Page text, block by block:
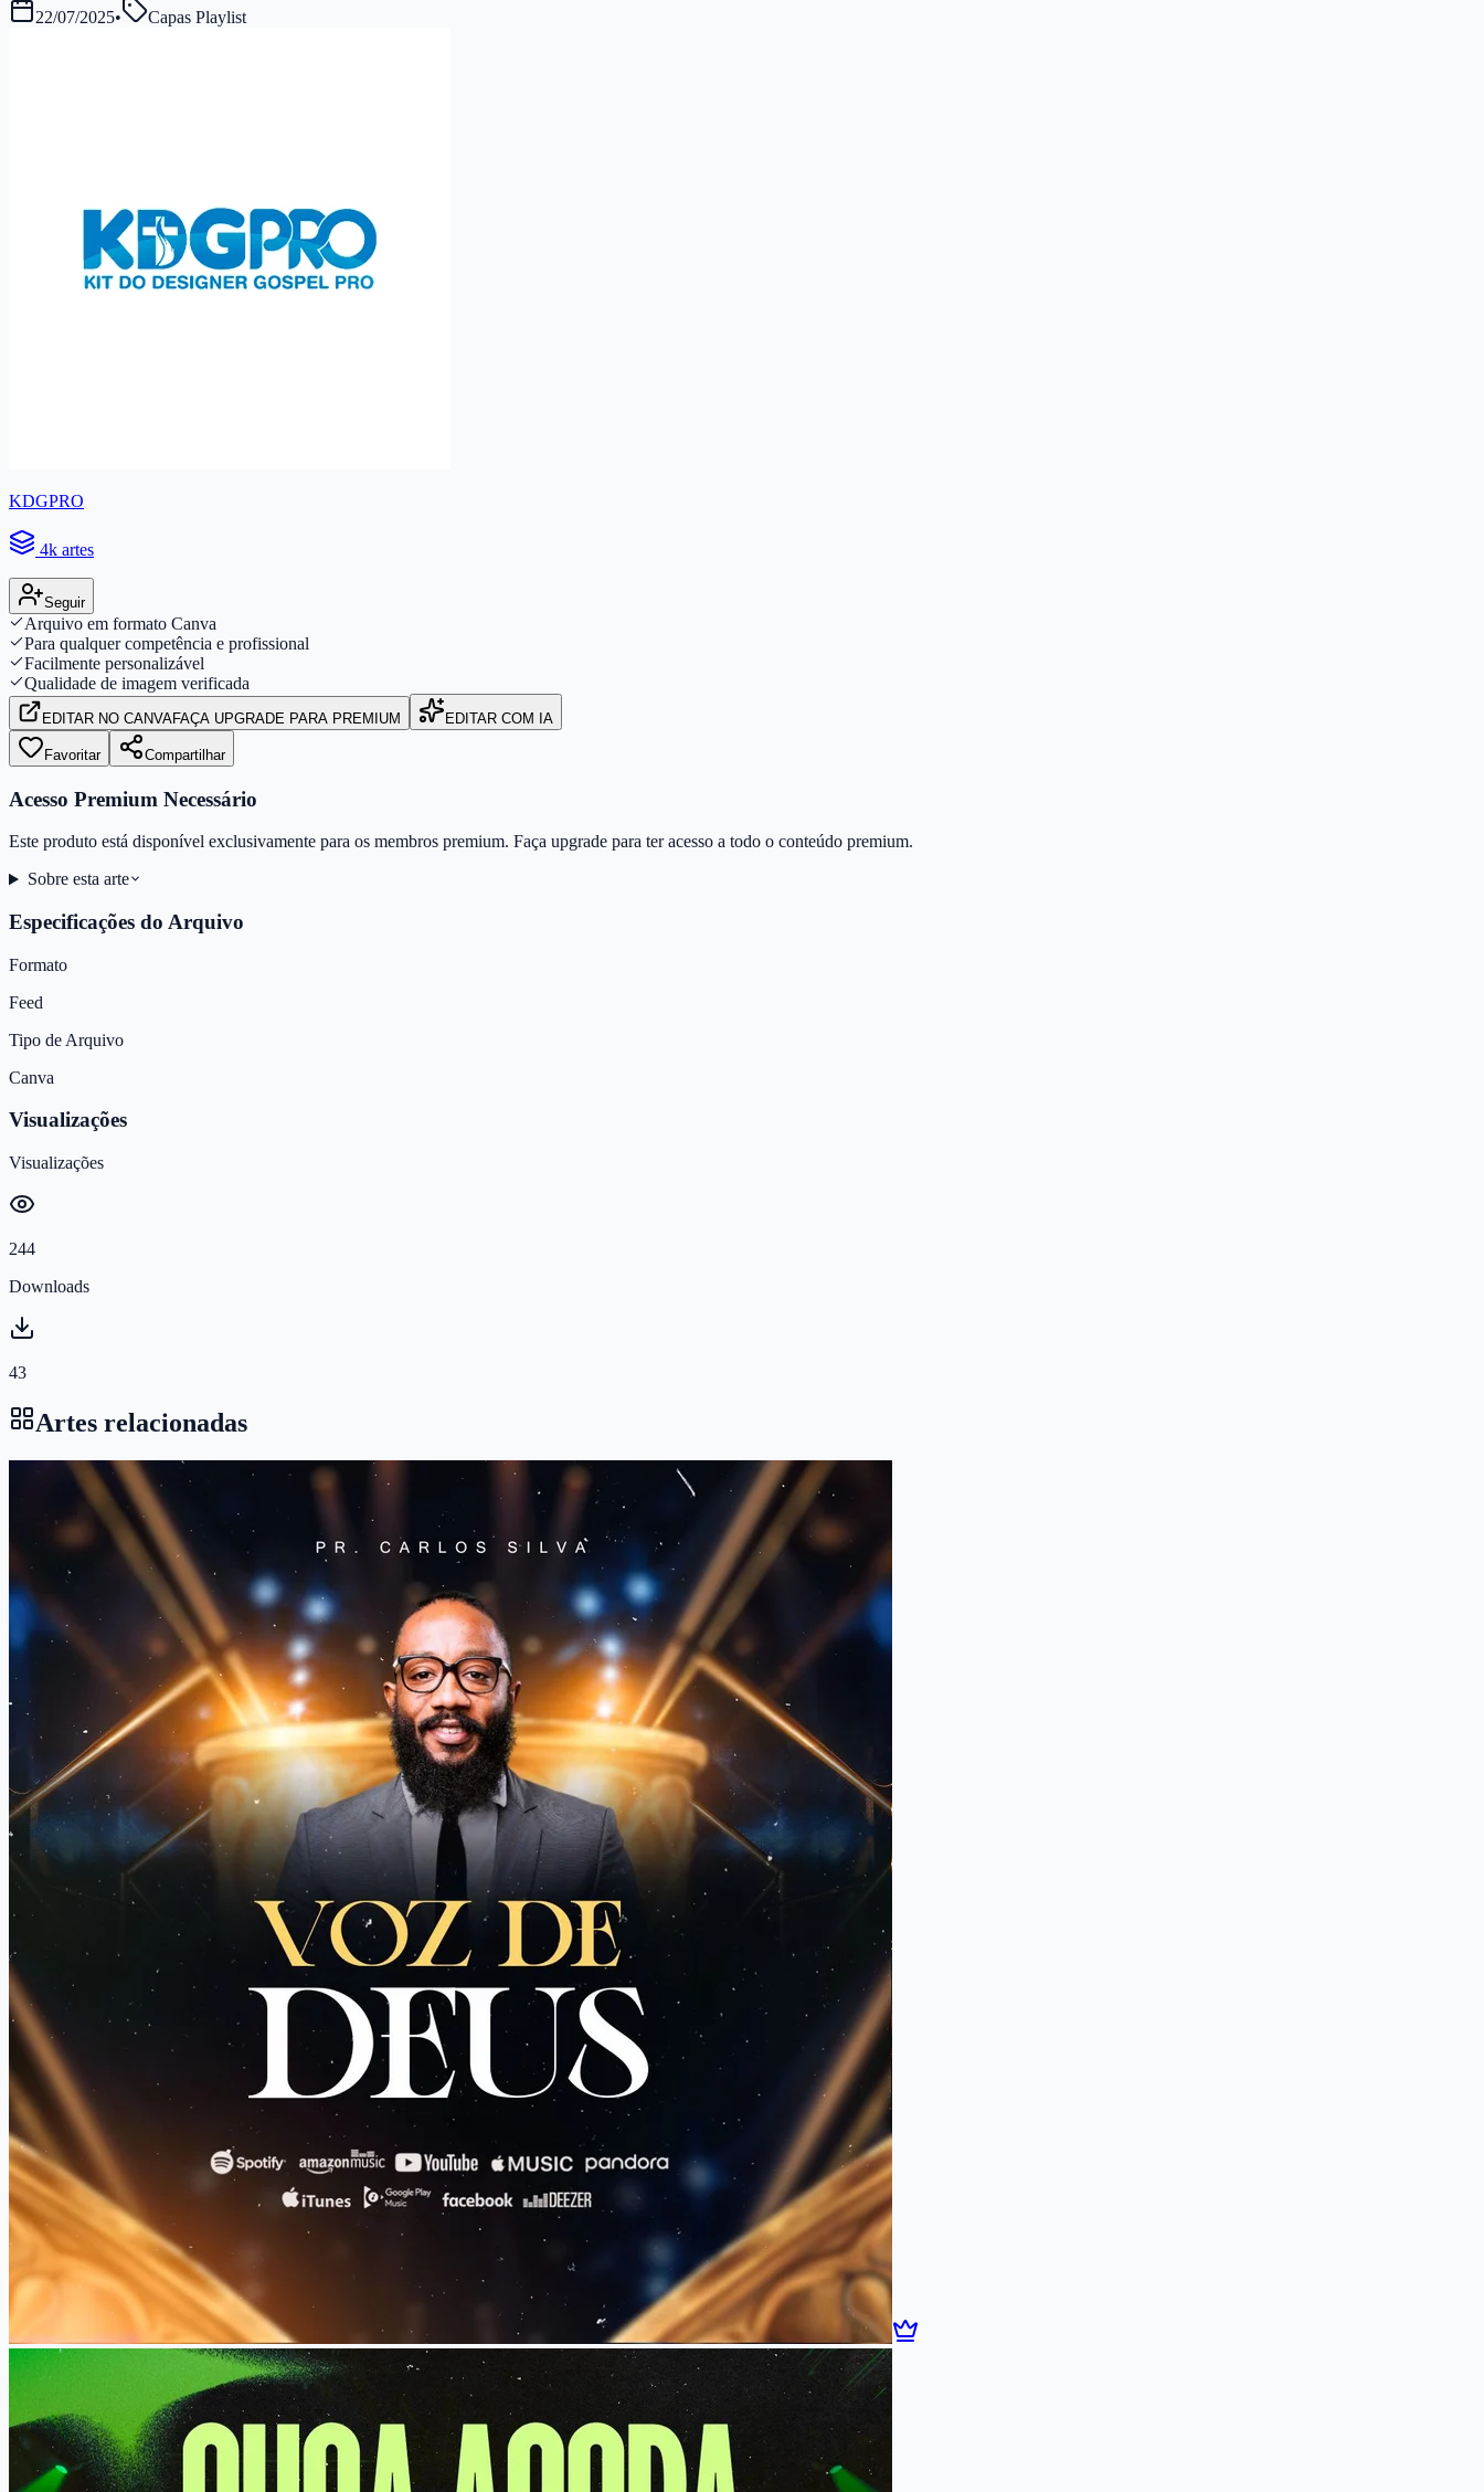
22/07/2025• Capas Playlist
KDGPRO
4k artes
Seguir
Arquivo em formato Canva
Para qualquer competência e profissional
Facilmente personalizável
Qualidade de imagem verificada
EDITAR NO CANVAFAÇA UPGRADE PARA PREMIUM EDITAR COM IA
Favoritar Compartilhar
Acesso Premium Necessário
Este produto está disponível exclusivamente para os membros premium. Faça upgrade para ter acesso a todo o conteúdo premium.
Sobre esta arte
Especificações do Arquivo
Formato
Feed
Tipo de Arquivo
Canva
Visualizações
Visualizações
244
Downloads
43
Artes relacionadas